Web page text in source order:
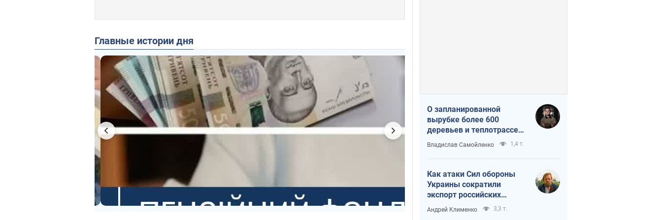
Главные истории дня
О запланированной
вырубке более 600
деревьев и теплотрассе:
что происходит на
Теремках в Киеве
Владислав Самойленко 1,4 т.
Как атаки Сил обороны
Украины сократили
экспорт российских
нефтепродуктов
Андрей Клименко 3,3 т.